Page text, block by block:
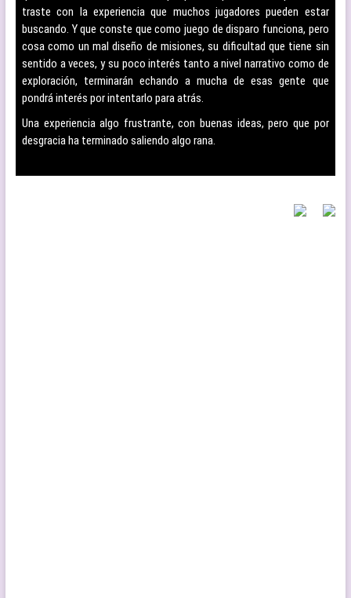
traste con la experiencia que muchos jugadores pueden estar
buscando. Y que conste que como juego de disparo funciona, pero
cosa como un mal diseño de misiones, su dificultad que tiene sin
sentido a veces, y su poco interés tanto a nivel narrativo como de
exploración, terminarán echando a mucha de esas gente que
pondrá interés por intentarlo para atrás.
Una experiencia algo frustrante, con buenas ideas, pero que por
desgracia ha terminado saliendo algo rana.